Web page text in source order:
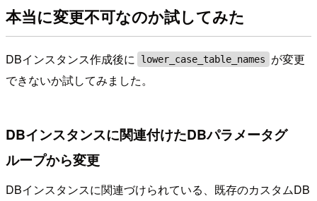
本当に変更不可なのか試してみた
DBインスタンス作成後に lower_case_table_names
が変更
できないか試してみました。
DBインスタンスに関連付けたDBパラメータグ
ループから変更
DBインスタンスに関連づけられている、既存のカスタムDB